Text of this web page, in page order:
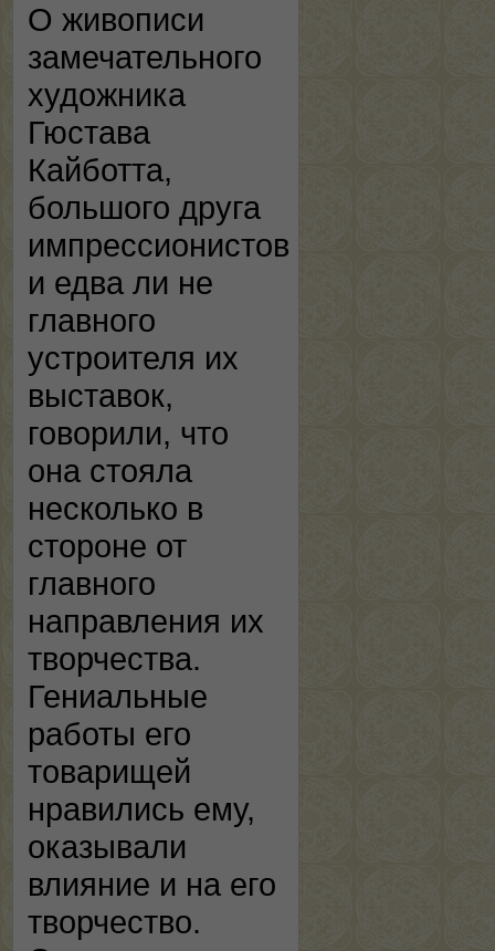
О живописи
замечательного
художника
Гюстава
Кайботта,
большого друга
импрессионистов
и едва ли не
главного
устроителя их
выставок,
говорили, что
она стояла
несколько в
стороне от
главного
направления их
творчества.
Гениальные
работы его
товарищей
нравились ему,
оказывали
влияние и на его
творчество.